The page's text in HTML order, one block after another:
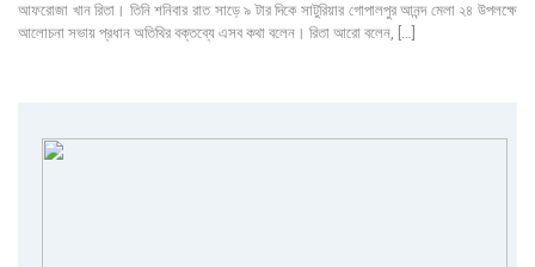
আফরোজা খান রিতা। তিনি শনিবার রাত সাড়ে ৯ টার দিকে সাটুরিয়ার গোপালপুর আনন্দ মেলা ২৪ উপলক্ষে
আলোচনা সভায় প্রধান অতিথির বক্তব্যে এসব কথা বলেন। রিতা আরো বলেন, […]